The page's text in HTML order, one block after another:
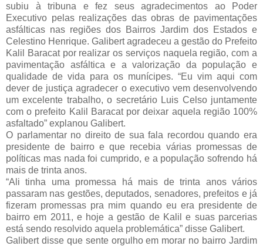
subiu à tribuna e fez seus agradecimentos ao Poder
Executivo pelas realizações das obras de pavimentações
asfálticas nas regiões dos Bairros Jardim dos Estados e
Celestino Henrique. Galibert agradeceu a gestão do Prefeito
Kalil Baracat por realizar os serviços naquela região, com a
pavimentação asfáltica e a valorização da população e
qualidade de vida para os munícipes. “Eu vim aqui com
dever de justiça agradecer o executivo vem desenvolvendo
um excelente trabalho, o secretário Luis Celso juntamente
com o prefeito Kalil Baracat por deixar aquela região 100%
asfaltado” explanou Galibert.
O parlamentar no direito de sua fala recordou quando era
presidente de bairro e que recebia várias promessas de
políticas mas nada foi cumprido, e a população sofrendo há
mais de trinta anos.
“Ali tinha uma promessa há mais de trinta anos vários
passaram nas gestões, deputados, senadores, prefeitos e já
fizeram promessas pra mim quando eu era presidente de
bairro em 2011, e hoje a gestão de Kalil e suas parcerias
está sendo resolvido aquela problemática” disse Galibert.
Galibert disse que sente orgulho em morar no bairro Jardim